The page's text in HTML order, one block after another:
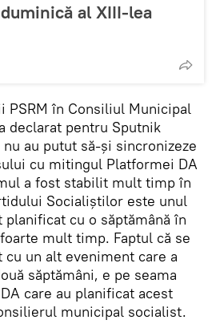
al XIII-lea
PSRM în Consiliul Municipal
declarat pentru Sputnik
au putut să-și sincronizeze
cu mitingul Platformei DA
a fost stabilit mult timp în
Socialiștilor este unul
planificat cu o săptămână în
mult timp. Faptul că se
un alt eveniment care a
săptămâni, e pe seama
care au planificat acest
municipal socialist.